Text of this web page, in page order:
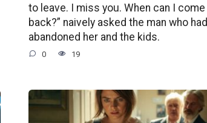
to leave. I miss you. When can I come
back?” naively asked the man who had
abandoned her and the kids.
0 19